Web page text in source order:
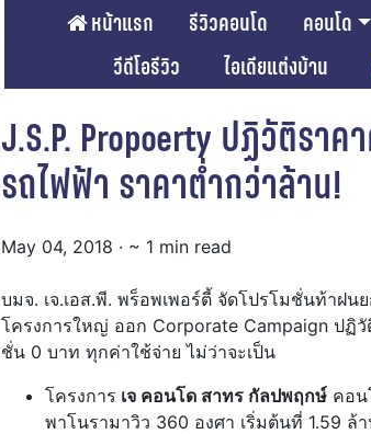
หน้าแรก รีวิวคอนโด คอนโด
วีดีโอรีวิว
ไอเดียแต่งบ้าน
J.S.P. Propoerty ปฏิวัติราค
รถไฟฟ้า ราคาต่ำกว่าล้าน!
May 04, 2018 · ~ 1 min read
บมจ. เจ.เอส.พี. พร็อพเพอร์ตี้ จัดโปรโมชั่นท้าฝ
โครงการใหญ่ ออก Corporate Campaign ปฏิ
ชั่น 0 บาท ทุกค่าใช้จ่าย ไม่ว่าจะเป็น
โครงการ เจ คอนโด สาทร กัลปพฤกษ์ คอน
พาโนรามาวิว 360 องศา เริ่มต้นที่ 1.59 ล้